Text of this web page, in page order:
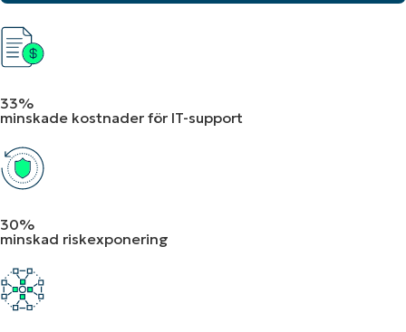
33%
minskade kostnader för IT-support
30%
minskad riskexponering